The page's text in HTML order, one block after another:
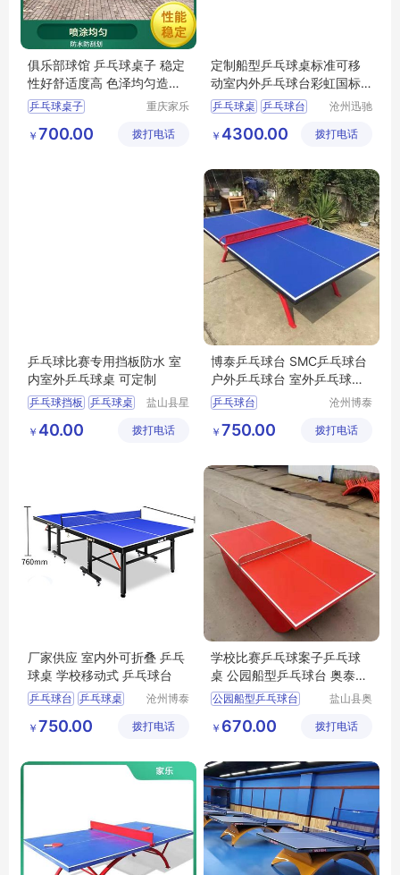
俱乐部球馆 乒乓球桌子 稳定
性好舒适度高 色泽均匀造型
新颖
乒乓球桌子
贵州乒乓球桌
重庆家乐
有限公司
￥ 700.00 拨打电话
定制船型乒乓球桌标准可移
动室内外乒乓球台彩虹国标
厂家
乒乓球桌 乒乓球台
移动式乒乓球台
沧州迅驰
有限公司
￥ 4300.00 拨打电话
乒乓球比赛专用挡板防水 室
内室外乒乓球桌 可定制
乒乓球挡板 乒乓球桌
乒乓球桌价格
盐山县星
施厂
￥ 40.00 拨打电话
博泰乒乓球台 SMC乒乓球台
户外乒乓球台 室外乒乓球台
乒乓球台厂家
乒乓球台
沧州博泰
有限公司
￥ 750.00 拨打电话
厂家供应 室内外可折叠 乒乓
球桌 学校移动式 乒乓球台
乒乓球台 乒乓球桌
折叠乒乓球桌
沧州博泰
有限公司
￥ 750.00 拨打电话
学校比赛乒乓球案子乒乓球
桌 公园船型乒乓球台 奥泰定
做
公园船型乒乓球台
船型乒乓球台奥泰精选
盐山县奥
材厂
￥ 670.00 拨打电话